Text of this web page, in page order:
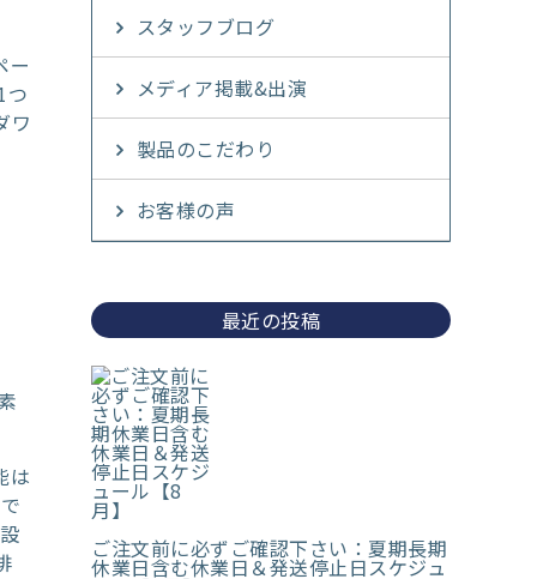
スタッフブログ
メディア掲載&出演
製品のこだわり
お客様の声
最近の投稿
ご注文前に必ずご確認下さい：夏期長期
休業日含む休業日＆発送停止日スケジュ
ー
つ
ワ
は